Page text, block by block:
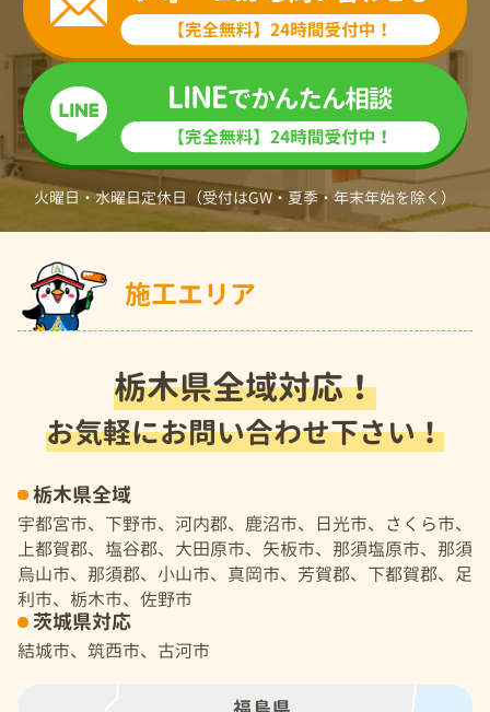
火曜日・水曜日定休日（受付はGW・夏季・年末年始を除く）
施工エリア
栃木県全域対応！
お気軽にお問い合わせ下さい！
栃木県全域
宇都宮市、下野市、河内郡、鹿沼市、日光市、さくら市、
上都賀郡、塩谷郡、大田原市、矢板市、那須塩原市、那須
烏山市、那須郡、小山市、真岡市、芳賀郡、下都賀郡、足
利市、栃木市、佐野市
茨城県対応
結城市、筑西市、古河市